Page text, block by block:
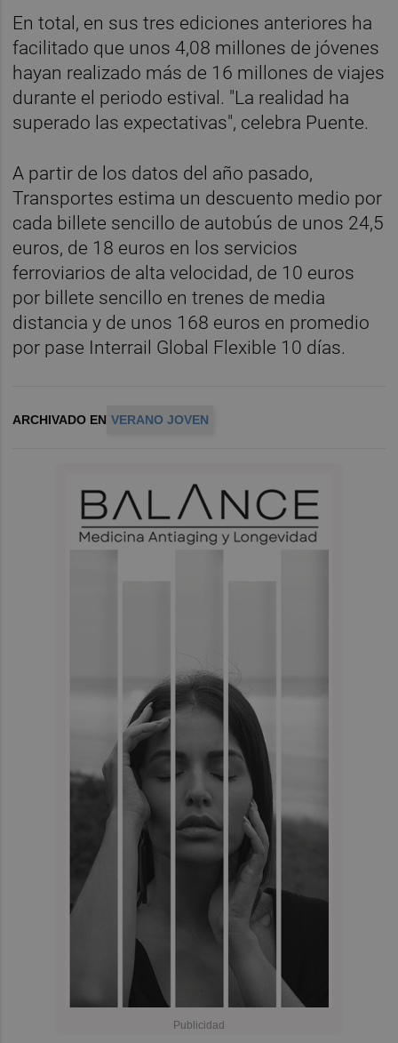
En total, en sus tres ediciones anteriores ha
facilitado que unos 4,08 millones de jóvenes
hayan realizado más de 16 millones de viajes
durante el periodo estival. "La realidad ha
superado las expectativas", celebra Puente.
A partir de los datos del año pasado,
Transportes estima un descuento medio por
cada billete sencillo de autobús de unos 24,5
euros, de 18 euros en los servicios
ferroviarios de alta velocidad, de 10 euros
por billete sencillo en trenes de media
distancia y de unos 168 euros en promedio
por pase Interrail Global Flexible 10 días.
ARCHIVADO EN VERANO JOVEN